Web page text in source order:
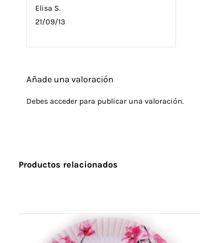
Elisa S.
21/09/13
Añade una valoración
Debes accederpara publicar una valoración.
Productos relacionados